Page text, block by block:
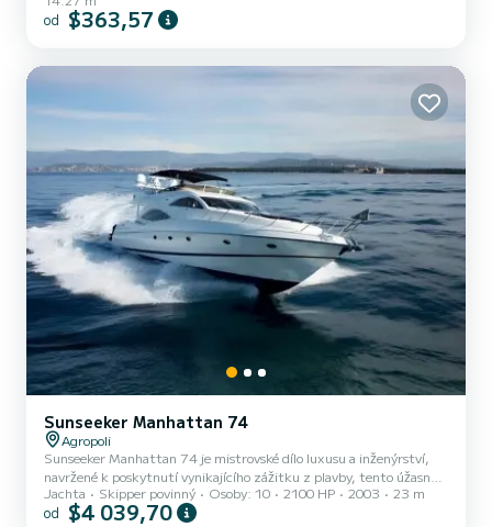
od $363,57
Sunseeker Manhattan 74
Agropoli
Sunseeker Manhattan 74 je mistrovské dílo luxusu a inženýrství,
navržené k poskytnutí vynikajícího zážitku z plavby, tento úžasný
luxusní jachta k pronájmu kombinuje estetiku a eleganci, prostorné
interiéry a špičkovou technologii, což vám umožní zažít
Jachta Skipper povinný Osoby: 10 2100 HP 2003 23 m
od $4 039,70